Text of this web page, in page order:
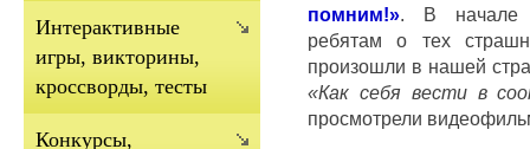
помним!» . В начале
ребятам о тех
произошли в нашей
«Как себя вести в
просмотрели
Интерактивные
игры, викторины,
кроссворды, тесты
Конкурсы,